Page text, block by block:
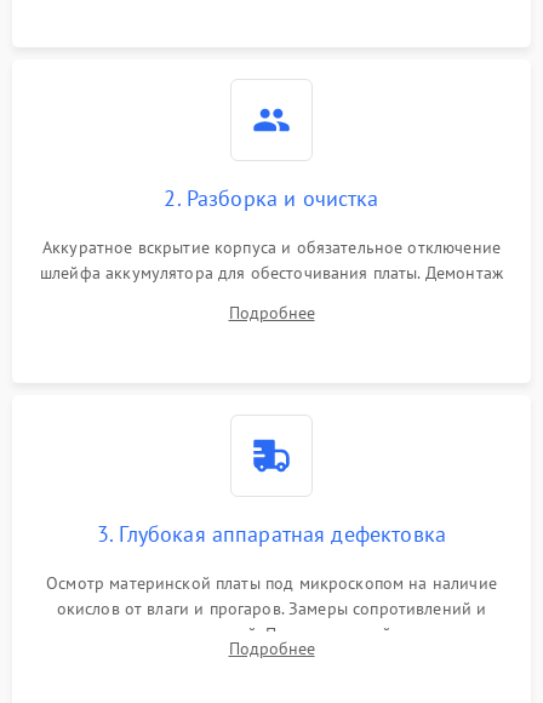
2. Разборка и очистка
Аккуратное вскрытие корпуса и обязательное отключение
шлейфа аккумулятора для обесточивания платы. Демонтаж
высохшей термопасты с кристаллов чипов.
Подробнее
3. Глубокая аппаратная дефектовка
Осмотр материнской платы под микроскопом на наличие
окислов от влаги и прогаров. Замеры сопротивлений и
дежурных напряжений. Проверка цепей питания,
мультиконтроллера, процессора и видеочипа.
Подробнее